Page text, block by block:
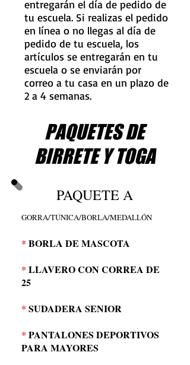
entregarán el día de pedido de
tu escuela. Si realizas el pedido
en línea o no llegas al día de
pedido de tu escuela, los
artículos se entregarán en tu
escuela o se enviarán por
correo a tu casa en un plazo de
2 a 4 semanas.
PAQUETES DE
BIRRETE Y TOGA
PAQUETE A
GORRA/TÚNICA/BORLA/MEDALLÓN
* BORLA DE MASCOTA
* LLAVERO CON CORREA DE
25
* SUDADERA SENIOR
* PANTALONES DEPORTIVOS
PARA MAYORES